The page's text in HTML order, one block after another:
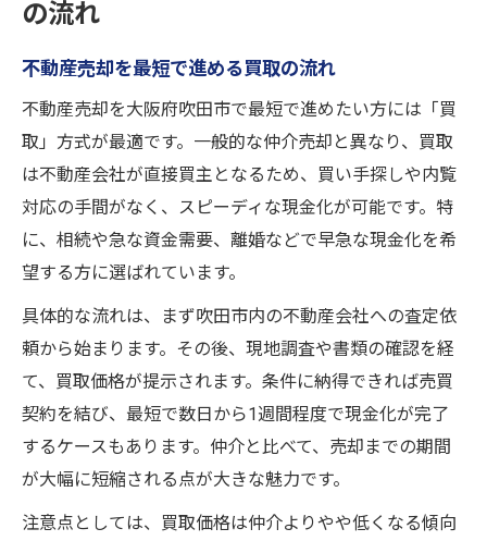
の流れ
不動産売却を最短で進める買取の流れ
不動産売却を大阪府吹田市で最短で進めたい方には「買
取」方式が最適です。一般的な仲介売却と異なり、買取
は不動産会社が直接買主となるため、買い手探しや内覧
対応の手間がなく、スピーディな現金化が可能です。特
に、相続や急な資金需要、離婚などで早急な現金化を希
望する方に選ばれています。
具体的な流れは、まず吹田市内の不動産会社への査定依
頼から始まります。その後、現地調査や書類の確認を経
て、買取価格が提示されます。条件に納得できれば売買
契約を結び、最短で数日から1週間程度で現金化が完了
するケースもあります。仲介と比べて、売却までの期間
が大幅に短縮される点が大きな魅力です。
注意点としては、買取価格は仲介よりやや低くなる傾向